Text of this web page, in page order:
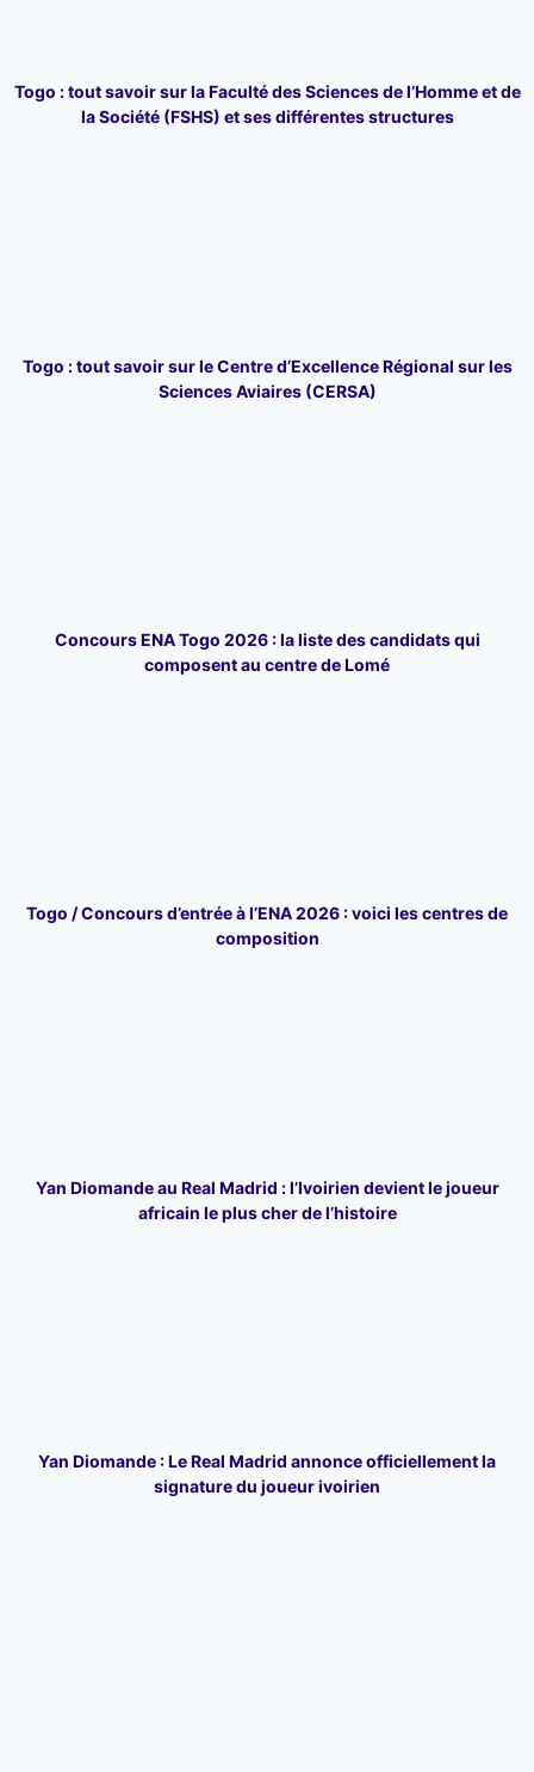
Togo : tout savoir sur la Faculté des Sciences de l’Homme et de
la Société (FSHS) et ses différentes structures
Togo : tout savoir sur le Centre d’Excellence Régional sur les
Sciences Aviaires (CERSA)
Concours ENA Togo 2026 : la liste des candidats qui
composent au centre de Lomé
Togo / Concours d’entrée à l’ENA 2026 : voici les centres de
composition
Yan Diomande au Real Madrid : l’Ivoirien devient le joueur
africain le plus cher de l’histoire
Yan Diomande : Le Real Madrid annonce officiellement la
signature du joueur ivoirien